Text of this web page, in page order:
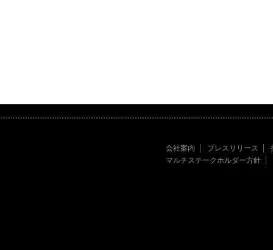
会社案内 プレスリリース
マルチステークホルダー方針